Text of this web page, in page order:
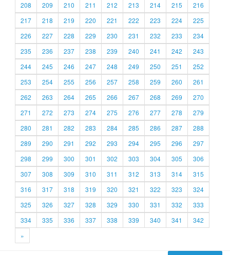
208
209 210 211 212 213 214 215
216
217
218 219 220 221 222 223 224
225
226
227 228 229 230 231 232 233
234
235
236 237 238 239 240 241 242
243
244
245 246 247 248 249 250 251
252
253
254 255 256 257 258 259 260
261
262
263 264 265 266 267 268 269
270
271
272 273 274 275 276 277 278
279
280
281 282 283 284 285 286 287
288
289
290 291 292 293 294 295 296
297
298
299 300 301 302 303 304 305
306
307
308 309 310 311 312 313 314
315
316
317 318 319 320 321 322 323
324
325
326 327 328 329 330 331 332
333
334
335 336 337 338 339 340 341
342
»